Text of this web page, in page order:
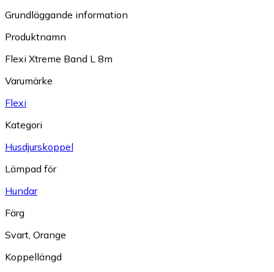
Grundläggande information
Produktnamn
Flexi Xtreme Band L 8m
Varumärke
Flexi
Kategori
Husdjurskoppel
Lämpad för
Hundar
Färg
Svart, Orange
Koppellängd